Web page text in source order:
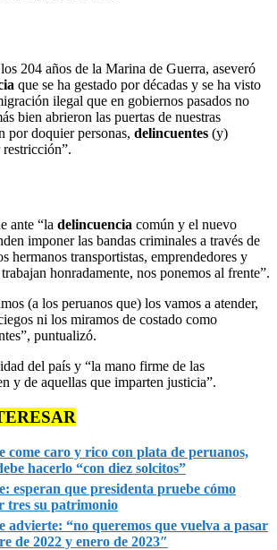
204 años de la Marina de Guerra, aseveró
que se ha gestado por décadas y se ha visto
ilegal que en gobiernos pasados no
bien abrieron las puertas de nuestras
por doquier personas, delincuentes (y)
ante “la delincuencia común y el nuevo
imponer las bandas criminales a través de
hermanos transportistas, emprendedores y
honradamente, nos ponemos al frente”.
(a los peruanos que) los vamos a atender,
ni los miramos de costado como
puntualizó.
del país y “la mano firme de las
y de aquellas que imparten justicia”.
come caro y rico con plata de peruanos,
hacerlo “con diez solcitos”
esperan que presidenta pruebe cómo
tres su patrimonio
advierte: “no queremos que vuelva a pasar
de 2022 y enero de 2023″